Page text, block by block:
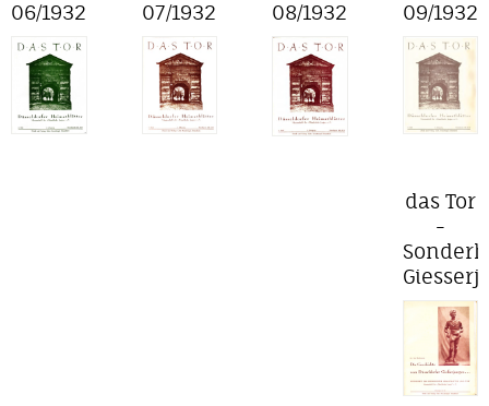
06/1932
07/1932
08/1932
09/1932
das Tor
-